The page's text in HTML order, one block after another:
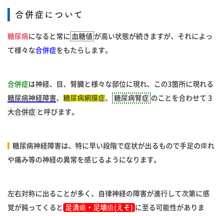
合併症について
糖尿病になると常に 血糖値 が高い状態が続きますが、それによっ
て様々な合併症をもたらします。
合併症は神経、目、腎臓と様々な部位に現れ、この3箇所に現れる
糖尿病神経障害、 糖尿病網膜症、 糖尿病腎症 のことを合わせて 3
大合併症 と呼びます。
糖尿病神経障害は、特に早い段階で症状が出るもので手足の痺れ
や痛み等の神経の異常を感じるようになります。
左右対称に出ることが多く、自律神経の障害が進行して次第に感
覚が鈍ってくると
足潰瘍・足壊疽(えそ) に至る可能性がありま